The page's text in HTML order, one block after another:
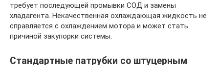
требует последующей промывки СОД и замены
хладагента. Некачественная охлаждающая жидкость не
справляется с охлаждением мотора и может стать
причиной закупорки системы.
Стандартные патрубки со штуцерным